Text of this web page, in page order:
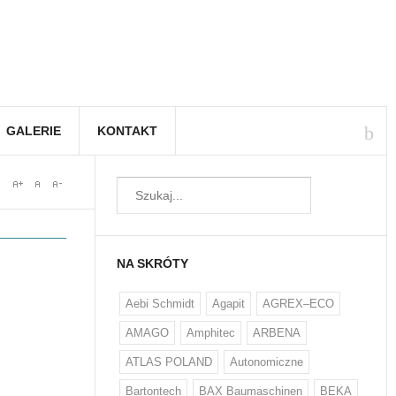
GALERIE KONTAKT
NA SKRÓTY
Aebi Schmidt Agapit AGREX–ECO
AMAGO Amphitec ARBENA
ATLAS POLAND Autonomiczne
Bartontech BAX Baumaschinen BEKA